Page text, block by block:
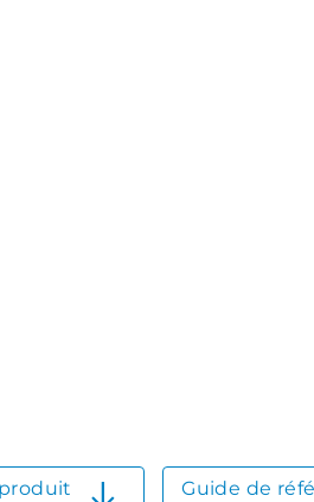
Guide de